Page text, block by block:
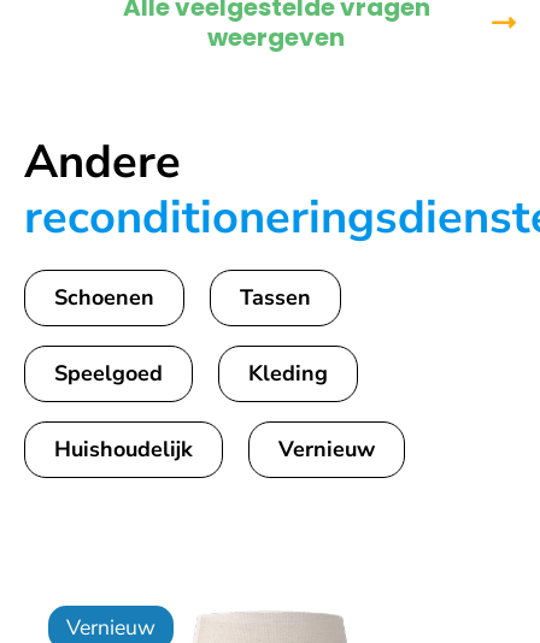
weergeven
Andere
Schoenen Tassen
Speelgoed Kleding
Huishoudelijk Vernieuw
Vernieuw